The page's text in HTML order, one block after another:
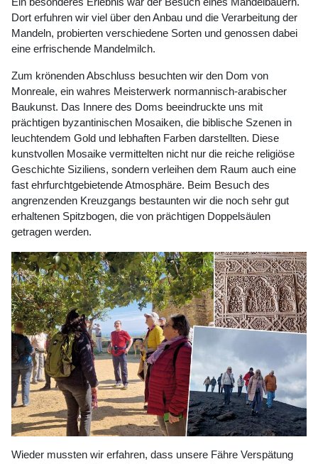
Dort erfuhren wir viel über den Anbau und die Verarbeitung der
Mandeln, probierten verschiedene Sorten und genossen dabei
eine erfrischende Mandelmilch.
Zum krönenden Abschluss besuchten wir den Dom von
Monreale, ein wahres Meisterwerk normannisch-arabischer
Baukunst. Das Innere des Doms beeindruckte uns mit
prächtigen byzantinischen Mosaiken, die biblische Szenen in
leuchtendem Gold und lebhaften Farben darstellten. Diese
kunstvollen Mosaike vermittelten nicht nur die reiche religiöse
Geschichte Siziliens, sondern verleihen dem Raum auch eine
fast ehrfurchtgebietende Atmosphäre. Beim Besuch des
angrenzenden Kreuzgangs bestaunten wir die noch sehr gut
erhaltenen Spitzbogen, die von prächtigen Doppelsäulen
getragen werden.
Wieder mussten wir erfahren, dass unsere Fähre Verspätung